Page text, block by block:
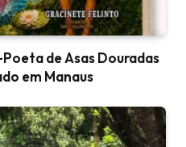
de Asas Douradas
em Manaus